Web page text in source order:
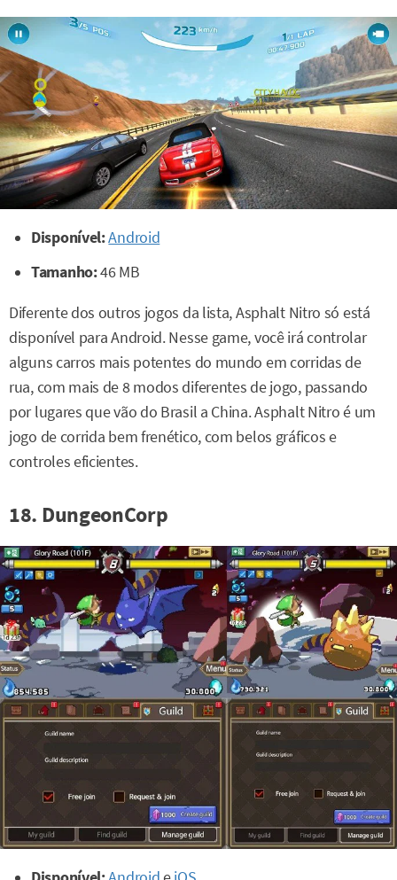
Disponível:Android
Tamanho:46 MB
Diferente dos outros jogos da lista, Asphalt Nitro só está
disponível para Android. Nesse game, você irá controlar
alguns carros mais potentes do mundo em corridas de
rua, com mais de 8 modos diferentes de jogo, passando
por lugares que vão do Brasil a China. Asphalt Nitro é um
jogo de corrida bem frenético, com belos gráficos e
controles eficientes.
18. DungeonCorp